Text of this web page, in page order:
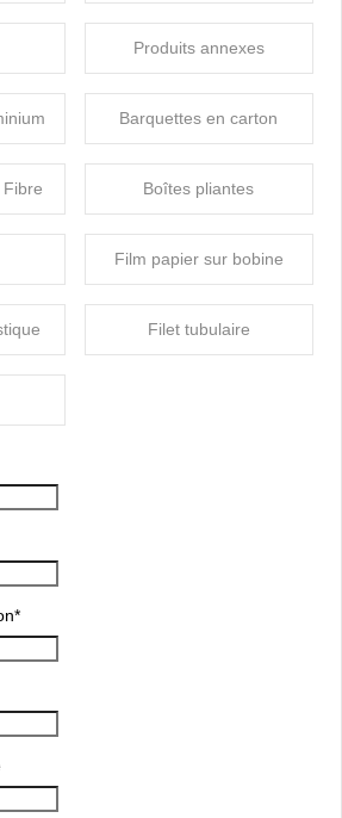
Produits annexes
Barquettes en carton
Boîtes pliantes
Film papier sur bobine
Filet tubulaire
*